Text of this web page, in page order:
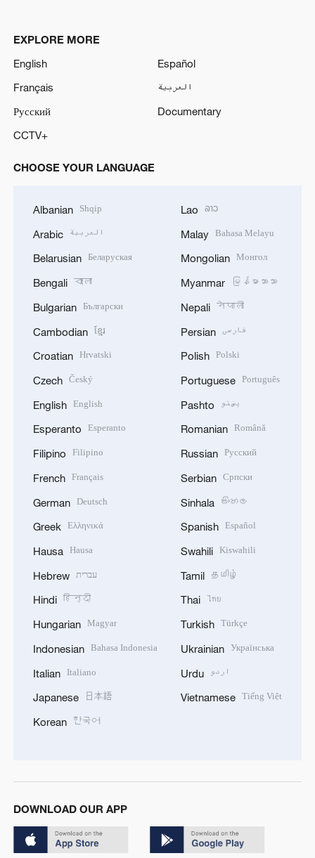
EXPLORE MORE
English
Español
Français
العربية
Русский
Documentary
CCTV+
CHOOSE YOUR LANGUAGE
Albanian Shqip
Arabic العربية
Belarusian Беларуская
Bengali বাংলা
Bulgarian Български
Cambodian ខ្មែរ
Croatian Hrvatski
Czech Český
English English
Esperanto Esperanto
Filipino Filipino
French Français
German Deutsch
Greek Ελληνικά
Hausa Hausa
Hebrew עברית
Hindi हिन्दी
Hungarian Magyar
Indonesian Bahasa Indonesia
Italian Italiano
Japanese 日本語
Korean 한국어
Lao ລາວ
Malay Bahasa Melayu
Mongolian Монгол
Myanmar မြန်မာဘာသာ
Nepali नेपाली
Persian فارسی
Polish Polski
Portuguese Português
Pashto پښتو
Romanian Română
Russian Русский
Serbian Српски
Sinhala සිංහල
Spanish Español
Swahili Kiswahili
Tamil தமிழ்
Thai ไทย
Turkish Türkçe
Ukrainian Українська
Urdu اردو
Vietnamese Tiếng Việt
DOWNLOAD OUR APP